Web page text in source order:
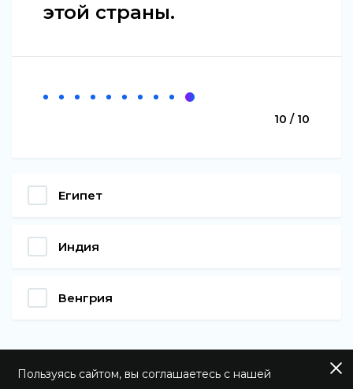
этой страны.
10 / 10
Египет
Индия
Венгрия
Пользуясь сайтом, вы соглашаетесь с нашей